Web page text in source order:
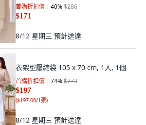
首購折扣價 40%$286
$171
8/12 星期三 預計送達
衣架型壓縮袋 105 x 70 cm, 1入, 1個
首購折扣價 74%$773
$197
($197.00/1張)
8/12 星期三 預計送達